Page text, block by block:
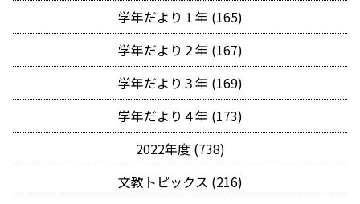
学年だより１年 (165)
学年だより２年 (167)
学年だより３年 (169)
学年だより４年 (173)
2022年度 (738)
文教トピックス (216)